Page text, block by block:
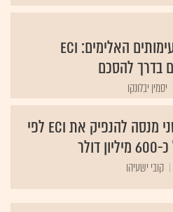
אחרי העימותים האלימים: ECI
בדרך להסכם
יסמין יבלונקו
שאול שני מנסה להנפיק את ECI לפי
דולר
קובי ישעיהו